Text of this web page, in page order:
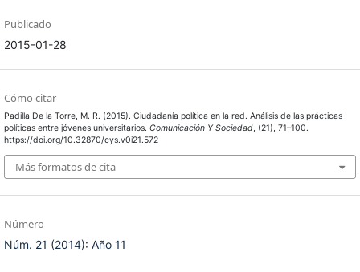
Publicado
2015-01-28
Cómo citar
Padilla De la Torre, M. R. (2015). Ciudadanía política en la red. Análisis de las prácticas
políticas entre jóvenes universitarios. Comunicación Y Sociedad, (21), 71–100.
https://doi.org/10.32870/cys.v0i21.572
Más formatos de cita
Número
Núm. 21 (2014): Año 11